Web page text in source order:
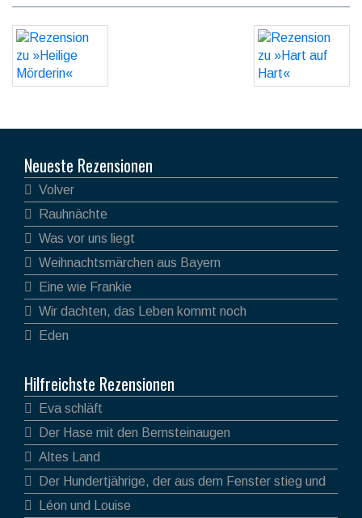
Neueste Rezensionen
Volver
Rauhnächte
Was vor uns liegt
Weihnachtsmärchen aus Bayern
Eine wie Frankie
Wir dachten, das Leben kommt noch
Eden
Hilfreichste Rezensionen
Eva schläft
Der Hase mit den Bernsteinaugen
Altes Land
Der Hundertjährige, der aus dem Fenster stieg und
verschwand
Léon und Louise